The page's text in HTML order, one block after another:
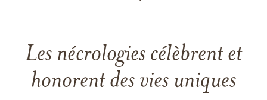
Les nécrologies célèbrent et
honorent des vies uniques